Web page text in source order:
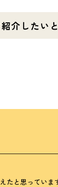
介したい
たと思っていま